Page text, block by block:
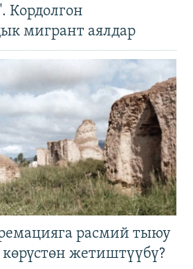
Кордолгон
мигрант аялдар
расмий тыюу
жетиштүүбү?